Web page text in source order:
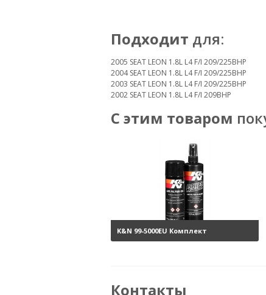
Подходит для:
2005 SEAT LEON 1.8L L4 F/I 209/225BHP
2004 SEAT LEON 1.8L L4 F/I 209/225BHP
2003 SEAT LEON 1.8L L4 F/I 209/225BHP
2002 SEAT LEON 1.8L L4 F/I 209BHP
С этим товаром
K&N 99-5000EU Комплект
Контакты